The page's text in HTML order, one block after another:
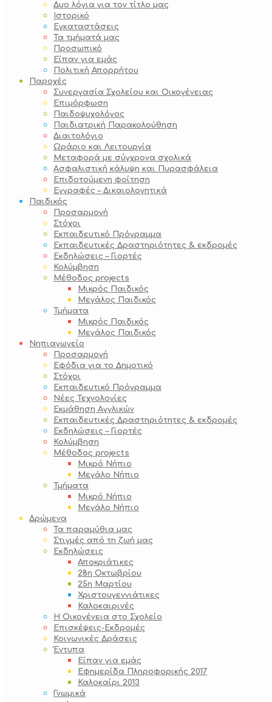
Δυο λόγια για τον τίτλο μας
Ιστορικό
Εγκαταστάσεις
Τα τμήματά μας
Προσωπικό
Είπαν για εμάς
Πολιτική Απορρήτου
Παροχές
Συνεργασία Σχολείου και Οικογένειας
Επιμόρφωση
Παιδοψυχολόγος
Παιδιατρική Παρακολούθηση
Διαιτολόγιο
Ωράριο και Λειτουργία
Μεταφορά με σύγχρονα σχολικά
Ασφαλιστική κάλυψη και Πυρασφάλεια
Επιδοτούμενη φοίτηση
Εγγραφές – Δικαιολογητικά
Παιδικός
Προσαρμογή
Στόχοι
Εκπαιδευτικό Πρόγραμμα
Εκπαιδευτικές Δραστηριότητες & εκδρομές
Εκδηλώσεις – Γιορτές
Κολύμβηση
Μέθοδος projects
Μικρός Παιδικός
Μεγάλος Παιδικός
Τμήματα
Μικρός Παιδικός
Μεγάλος Παιδικός
Νηπιαγωγείο
Προσαρμογή
Εφόδια για το Δημοτικό
Στόχοι
Εκπαιδευτικό Πρόγραμμα
Νέες Τεχνολογίες
Εκμάθηση Αγγλικών
Εκπαιδευτικές Δραστηριότητες & εκδρομές
Εκδηλώσεις – Γιορτές
Κολύμβηση
Μέθοδος projects
Μικρό Νήπιο
Μεγάλο Νήπιο
Τμήματα
Μικρό Νήπιο
Μεγάλο Νήπιο
Δρώμενα
Τα παραμύθια μας
Στιγμές από τη ζωή μας
Εκδηλώσεις
Αποκριάτικες
28η Οκτωβρίου
25η Μαρτίου
Χριστουγεννιάτικες
Καλοκαιρινές
Η Οικογένεια στο Σχολείο
Επισκέψεις-Εκδρομές
Κοινωνικές Δράσεις
Έντυπα
Είπαν για εμάς
Εφημερίδα Πληροφορικής 2017
Καλοκαίρι 2013
Γνωμικά